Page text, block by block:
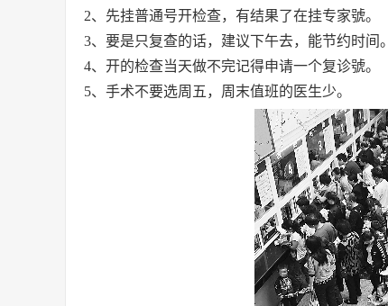
2、先挂普通号开检查，有结果了在挂专家號。
3、要是只复查的话，建议下午去，能节约时间。
4、开的检查当天做不完记得申请一个复诊號。
5、手术不要选周五，周末值班的医生少。